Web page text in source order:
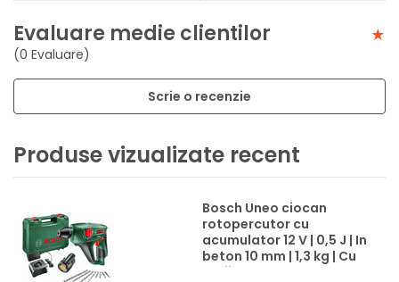
Evaluare medie clientilor
(0 Evaluare)
Scrie o recenzie
Produse vizualizate recent
Bosch Uneo ciocan
rotopercutor cu
acumulator 12 V | 0,5 J | In
beton 10 mm | 1,3 kg | Cu
perii | 1 x 2,5 Ah